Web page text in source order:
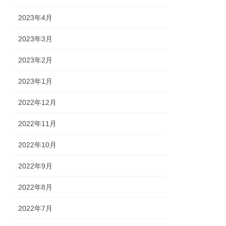
2023年4月
2023年3月
2023年2月
2023年1月
2022年12月
2022年11月
2022年10月
2022年9月
2022年8月
2022年7月